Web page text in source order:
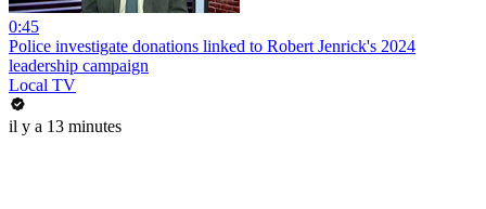
0:45
Police investigate donations linked to Robert Jenrick's 2024
leadership campaign
Local TV
il y a 13 minutes